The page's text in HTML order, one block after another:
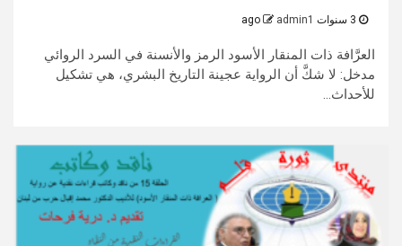
admin1
العرَّافة ذات المنقار الأسود الرمز والأنسنة في السرد الروائي
مدخل: لا شكَّ أن الرواية عجينة التاريخ البشري، هي تشكيل
للأحداث...